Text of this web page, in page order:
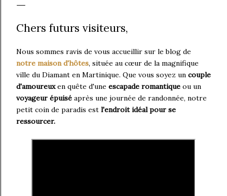
Chers futurs visiteurs,
Nous sommes ravis de vous accueillir sur le blog de
notre maison d'hôtes, située au cœur de la magnifique
ville du Diamant en Martinique. Que vous soyez un couple
d'amoureuxen quête d'une escapade romantique ou un
voyageur épuisé après une journée de randonnée, notre
petit coin de paradis est l'endroit idéal pour se
ressourcer.